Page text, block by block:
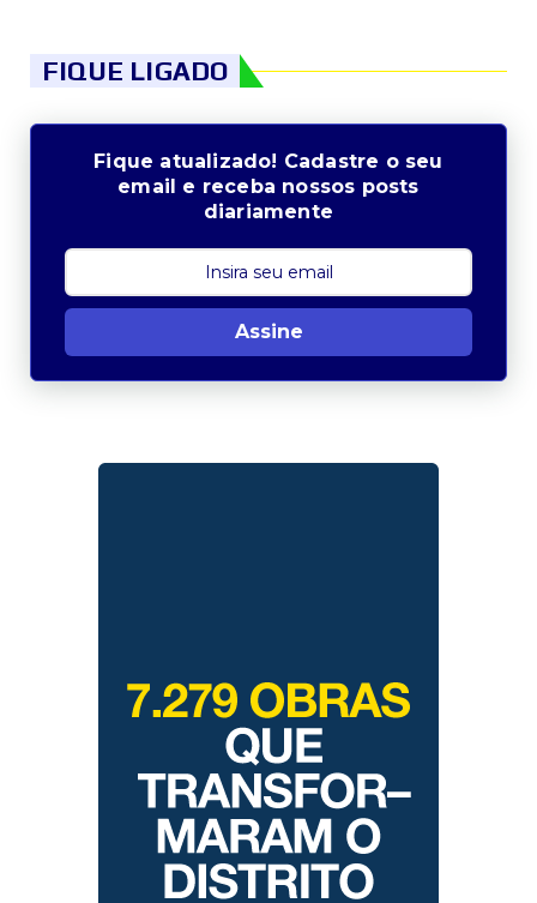
FIQUE LIGADO
Fique atualizado! Cadastre o seu
email e receba nossos posts
diariamente
Assine